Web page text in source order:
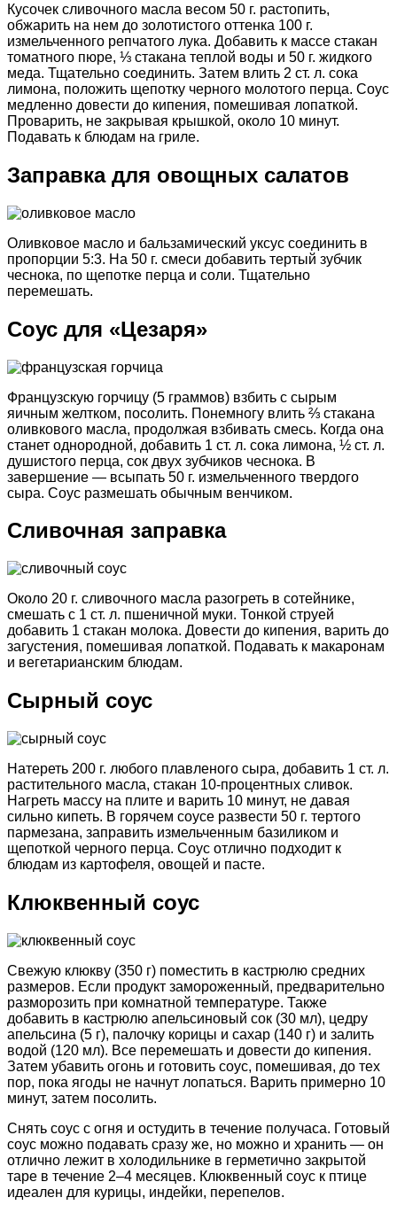
Кусочек сливочного масла весом 50 г. растопить,
обжарить на нем до золотистого оттенка 100 г.
измельченного репчатого лука. Добавить к массе стакан
томатного пюре, ⅓ стакана теплой воды и 50 г. жидкого
меда. Тщательно соединить. Затем влить 2 ст. л. сока
лимона, положить щепотку черного молотого перца. Соус
медленно довести до кипения, помешивая лопаткой.
Проварить, не закрывая крышкой, около 10 минут.
Подавать к блюдам на гриле.
Заправка для овощных салатов
Оливковое масло и бальзамический уксус соединить в
пропорции 5:3. На 50 г. смеси добавить тертый зубчик
чеснока, по щепотке перца и соли. Тщательно
перемешать.
Соус для «Цезаря»
Французскую горчицу (5 граммов) взбить с сырым
яичным желтком, посолить. Понемногу влить ⅔ стакана
оливкового масла, продолжая взбивать смесь. Когда она
станет однородной, добавить 1 ст. л. сока лимона, ½ ст. л.
душистого перца, сок двух зубчиков чеснока. В
завершение — всыпать 50 г. измельченного твердого
сыра. Соус размешать обычным венчиком.
Сливочная заправка
Около 20 г. сливочного масла разогреть в сотейнике,
смешать с 1 ст. л. пшеничной муки. Тонкой струей
добавить 1 стакан молока. Довести до кипения, варить до
загустения, помешивая лопаткой. Подавать к макаронам
и вегетарианским блюдам.
Сырный соус
Натереть 200 г. любого плавленого сыра, добавить 1 ст. л.
растительного масла, стакан 10-процентных сливок.
Нагреть массу на плите и варить 10 минут, не давая
сильно кипеть. В горячем соусе развести 50 г. тертого
пармезана, заправить измельченным базиликом и
щепоткой черного перца. Соус отлично подходит к
блюдам из картофеля, овощей и пасте.
Клюквенный соус
Свежую клюкву (350 г) поместить в кастрюлю средних
размеров. Если продукт замороженный, предварительно
разморозить при комнатной температуре. Также
добавить в кастрюлю апельсиновый сок (30 мл), цедру
апельсина (5 г), палочку корицы и сахар (140 г) и залить
водой (120 мл). Все перемешать и довести до кипения.
Затем убавить огонь и готовить соус, помешивая, до тех
пор, пока ягоды не начнут лопаться. Варить примерно 10
минут, затем посолить.
Снять соус с огня и остудить в течение получаса. Готовый
соус можно подавать сразу же, но можно и хранить — он
отлично лежит в холодильнике в герметично закрытой
таре в течение 2–4 месяцев. Клюквенный соус к птице
идеален для курицы, индейки, перепелов.